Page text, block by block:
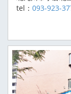
tel： 093-923-